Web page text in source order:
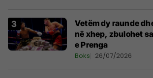
Vetëm dy raunde
në xhep, zbulohet
e Prenga
Boks 26/07/2026